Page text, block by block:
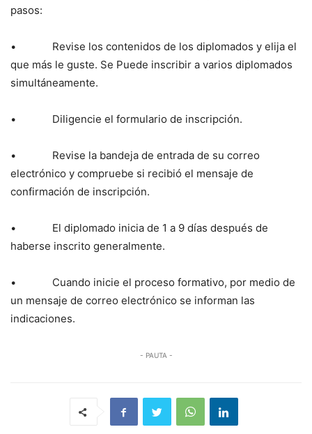
pasos:
• Revise los contenidos de los diplomados y elija el
que más le guste. Se Puede inscribir a varios diplomados
simultáneamente.
• Diligencie el formulario de inscripción.
• Revise la bandeja de entrada de su correo
electrónico y compruebe si recibió el mensaje de
confirmación de inscripción.
• El diplomado inicia de 1 a 9 días después de
haberse inscrito generalmente.
• Cuando inicie el proceso formativo, por medio de
un mensaje de correo electrónico se informan las
indicaciones.
- PAUTA -